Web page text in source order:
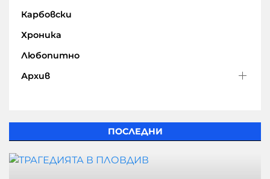
Карбовски
Хроника
Любопитно
Архив
ПОСЛЕДНИ